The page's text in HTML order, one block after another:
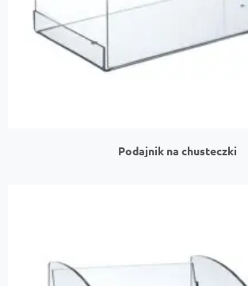
Podajnik na chusteczki